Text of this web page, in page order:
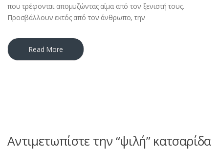
που τρέφονται απομυζώντας αίμα από τον ξενιστή τους.
Προσβάλλουν εκτός από τον άνθρωπο, την
Read More
Αντιμετωπίστε την “ψιλή” κατσαρίδα